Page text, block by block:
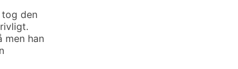
den
men han